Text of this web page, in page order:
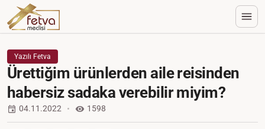
Yazılı Fetva
Ürettiğim ürünlerden aile reisinden
habersiz sadaka verebilir miyim?
04.11.2022 1598